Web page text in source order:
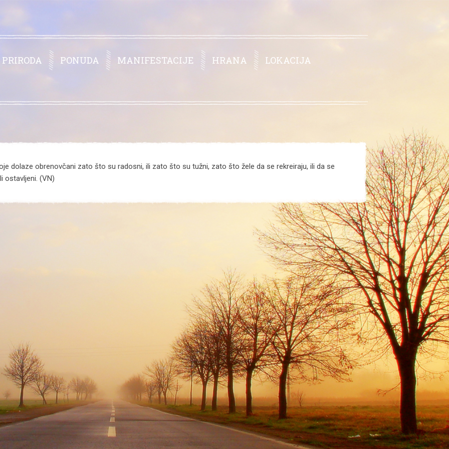
PRIRODA PONUDA MANIFESTACIJE HRANA LOKACIJA
dolaze obrenovčani zato što su radosni, ili zato što su tužni, zato što žele da se rekreiraju, ili da se
ostavljeni. (VN)